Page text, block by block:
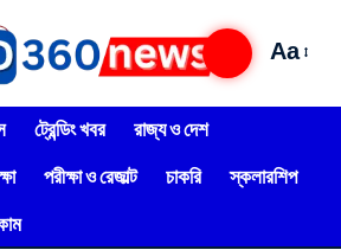
Aa
ট্রেন্ডিং খবর
রাজ্য ও দেশ
পরীক্ষা ও রেজাল্ট চাকরি
স্কলারশিপ